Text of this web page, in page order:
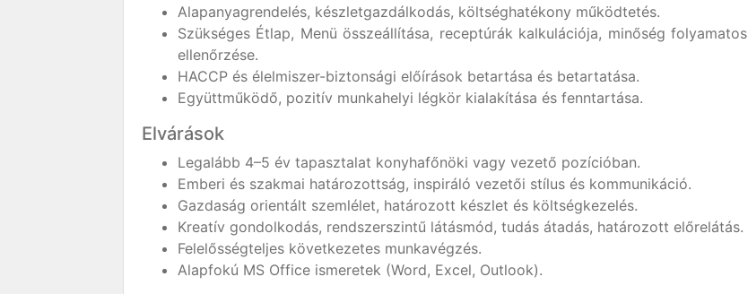
Alapanyagrendelés, készletgazdálkodás, költséghatékony működtetés.
Szükséges Étlap, Menü összeállítása, receptúrák kalkulációja, minőség folyamatos
ellenőrzése.
HACCP és élelmiszer-biztonsági előírások betartása és betartatása.
Együttműködő, pozitív munkahelyi légkör kialakítása és fenntartása.
Elvárások
Legalább 4–5 év tapasztalat konyhafőnöki vagy vezető pozícióban.
Emberi és szakmai határozottság, inspiráló vezetői stílus és kommunikáció.
Gazdaság orientált szemlélet, határozott készlet és költségkezelés.
Kreatív gondolkodás, rendszerszintű látásmód, tudás átadás, határozott előrelátás.
Felelősségteljes következetes munkavégzés.
Alapfokú MS Office ismeretek (Word, Excel, Outlook).